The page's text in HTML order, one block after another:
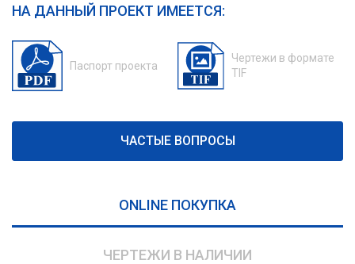
НА ДАННЫЙ ПРОЕКТ ИМЕЕТСЯ:
Паспорт проекта
Чертежи в формате
TIF
ЧАСТЫЕ ВОПРОСЫ
ONLINE ПОКУПКА
ЧЕРТЕЖИ В НАЛИЧИИ